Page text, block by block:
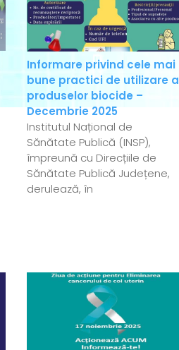
Informare privind cele mai
bune practici de utilizare a
produselor biocide –
Decembrie 2025
Institutul Național de
Sănătate Publică (INSP),
împreună cu Direcțiile de
Sănătate Publică Județene,
derulează, în